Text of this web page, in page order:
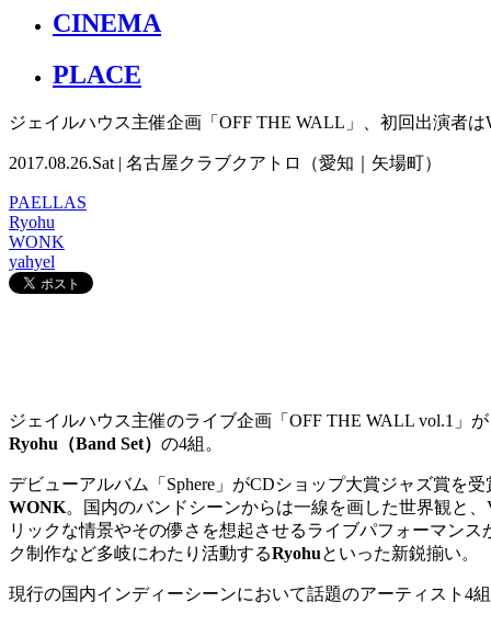
CINEMA
PLACE
ジェイルハウス主催企画「OFF THE WALL」、初回出演者
2017.08.26.Sat | 名古屋クラブクアトロ（愛知｜矢場町）
PAELLAS
Ryohu
WONK
yahyel
ジェイルハウス主催のライブ企画「OFF THE WALL vol.1」
Ryohu（Band Set） の4組。
デビューアルバム「Sphere」がCDショップ大賞ジャズ賞を
WONK。国内のバンドシーンからは一線を画した世界観と
リックな情景やその儚さを想起させるライブパフォーマンス
ク制作など多岐にわたり活動するRyohuといった新鋭揃い。
現行の国内インディーシーンにおいて話題のアーティスト4